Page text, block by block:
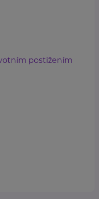
postižením